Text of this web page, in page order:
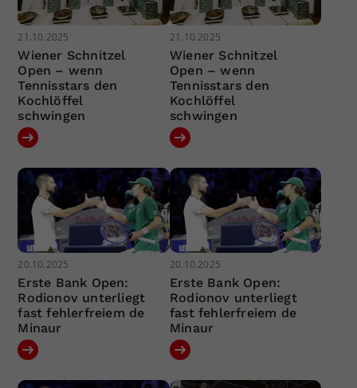
21.10.2025
Wiener Schnitzel
Open – wenn
Tennisstars den
Kochlöffel
schwingen
21.10.2025
Wiener Schnitzel
Open – wenn
Tennisstars den
Kochlöffel
schwingen
20.10.2025
Erste Bank Open:
Rodionov unterliegt
fast fehlerfreiem de
Minaur
20.10.2025
Erste Bank Open:
Rodionov unterliegt
fast fehlerfreiem de
Minaur